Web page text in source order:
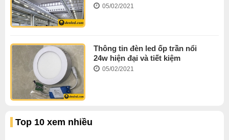
05/02/2021
Thông tin đèn led ốp trần nổi
24w hiện đại và tiết kiệm
05/02/2021
Top 10 xem nhiều